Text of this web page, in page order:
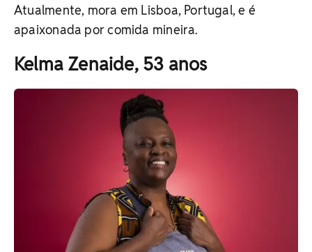
Atualmente, mora em Lisboa, Portugal, e é
apaixonada por comida mineira.
Kelma Zenaide, 53 anos